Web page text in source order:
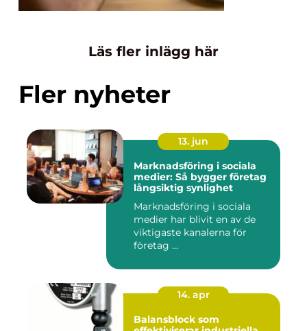
Läs fler inlägg här
Fler nyheter
13. jun
Marknadsföring i sociala
medier: Så bygger företag
långsiktig synlighet
Marknadsföring i sociala
medier har blivit en av de
viktigaste kanalerna för
företag ...
14. apr
Balansblock som